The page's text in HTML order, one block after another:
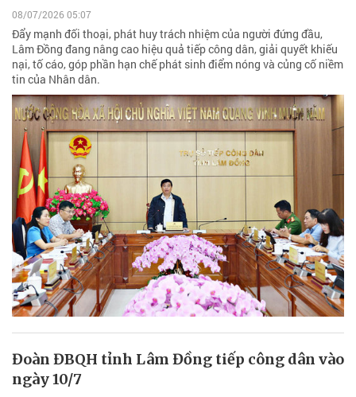
08/07/2026 05:07
Đẩy mạnh đối thoại, phát huy trách nhiệm của người đứng đầu,
Lâm Đồng đang nâng cao hiệu quả tiếp công dân, giải quyết khiếu
nại, tố cáo, góp phần hạn chế phát sinh điểm nóng và củng cố niềm
tin của Nhân dân.
Đoàn ĐBQH tỉnh Lâm Đồng tiếp công dân vào
ngày 10/7